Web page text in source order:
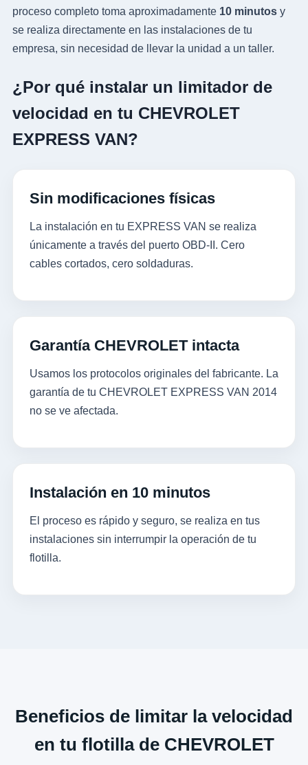
proceso completo toma aproximadamente 10 minutosy
se realiza directamente en las instalaciones de tu
empresa, sin necesidad de llevar la unidad a un taller.
¿Por qué instalar un limitador de
velocidad en tu CHEVROLET
EXPRESS VAN?
Sin modificaciones físicas
La instalación en tu EXPRESS VAN se realiza
únicamente a través del puerto OBD-II. Cero
cables cortados, cero soldaduras.
Garantía CHEVROLET intacta
Usamos los protocolos originales del fabricante. La
garantía de tu CHEVROLET EXPRESS VAN 2014
no se ve afectada.
Instalación en 10 minutos
El proceso es rápido y seguro, se realiza en tus
instalaciones sin interrumpir la operación de tu
flotilla.
Beneficios de limitar la velocidad
en tu flotilla de CHEVROLET